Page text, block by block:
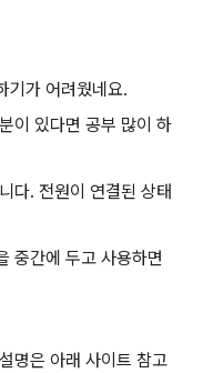
기가 어려웠네요.
이 있다면 공부 많이 하
다. 전원이 연결된 상태
중간에 두고 사용하면
명은 아래 사이트 참고